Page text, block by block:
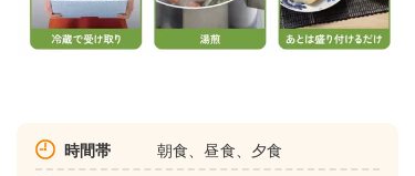
時間帯 朝食、昼食、夕食